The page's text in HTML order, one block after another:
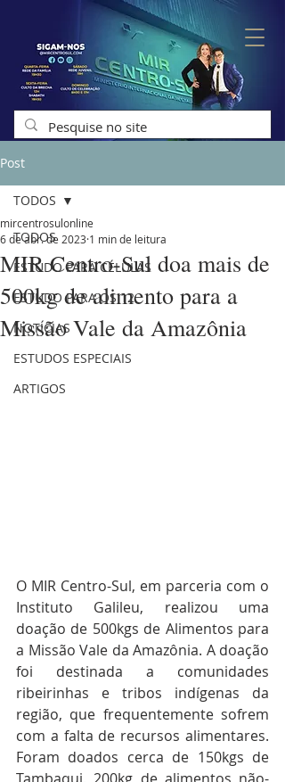
Post
TODOS
ESTUDO PARA CÉLULAS
ESTUDO PARA OS 12
NOTÍCIAS
ESTUDOS ESPECIAIS
ARTIGOS
TODOS
MIR Centro-Sul doa mais de
500kg de alimento para a
Missão Vale da Amazônia
mircentrosulonline
6 de abr. de 2023 1 min de leitura
O MIR Centro-Sul, em parceria com o
Instituto Galileu, realizou uma
doação de 500kgs de Alimentos para
a Missão Vale da Amazônia. A doação
foi destinada a comunidades
ribeirinhas e tribos indígenas da
região, que frequentemente sofrem
com a falta de recursos alimentares.
Foram doados cerca de 150kgs de